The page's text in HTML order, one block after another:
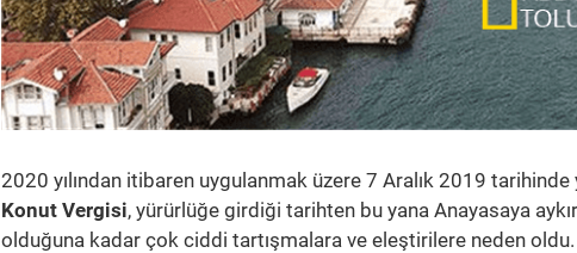
2020 yılından itibaren uygulanmak üzere 7 Aralık 2019
Konut Vergisi, yürürlüğe girdiği tarihten bu yana Anayasaya
olduğuna kadar çok ciddi tartışmalara ve eleştirilere neden oldu.